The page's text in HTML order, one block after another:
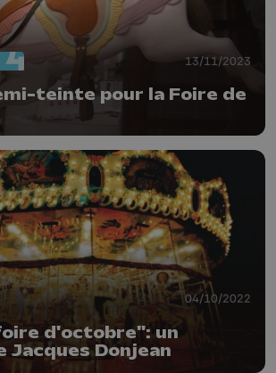
13/11/2023
teinte pour la Foire de
04/10/2022
d'octobre": un
Jacques Donjean